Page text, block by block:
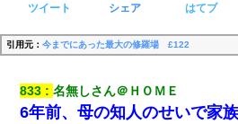
ツイート シェア はてブ
引用元： 今までにあった最大の修羅場 £122
833 名無しさん＠ＨＯＭＥ
6年前、母の知人のせいで家